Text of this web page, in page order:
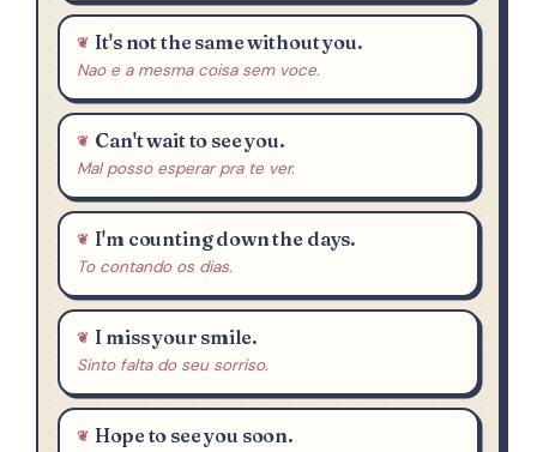
It's not the same without you.
Nao e a mesma coisa sem voce.
Can't wait to see you.
Mal posso esperar pra te ver.
I'm counting down the days.
To contando os dias.
I miss your smile.
Sinto falta do seu sorriso.
Hope to see you soon.